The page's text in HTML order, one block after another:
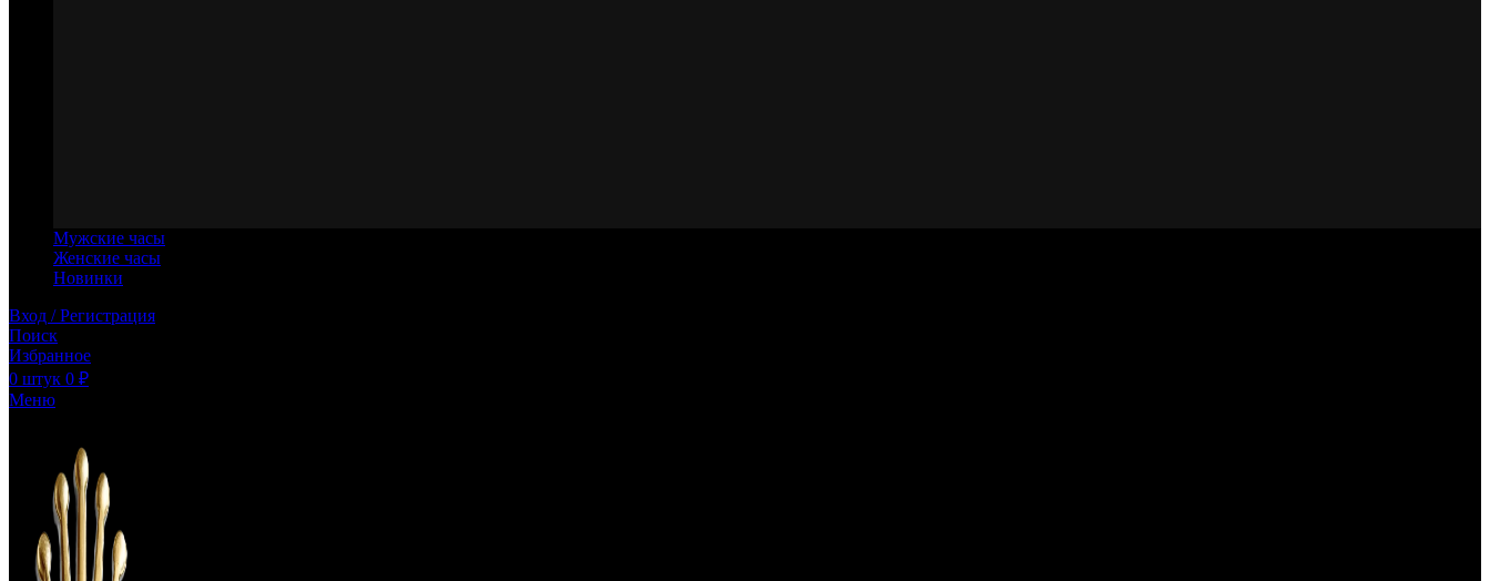
Мужские часы
Женские часы
Новинки
Вход / Регистрация
Поиск
Избранное
0 штук 0 ₽
Меню